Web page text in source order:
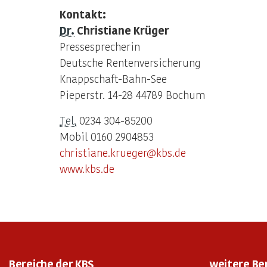
Kontakt:
Dr. Christiane Krüger
Pressesprecherin
Deutsche Rentenversicherung
Knappschaft-Bahn-See
Pieperstr. 14-28 44789 Bochum
Tel. 0234 304-85200
Mobil 0160 2904853
christiane.krueger@kbs.de
www.kbs.de
Bereiche der KBS weitere